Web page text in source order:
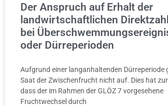
Der Anspruch auf Erhalt der
landwirtschaftlichen
bei
oder Dürreperioden
Aufgrund einer langanhaltenden Dürreperiode
Saat der Zwischenfrucht nicht auf. Dies hat zur
dass der im Rahmen der GLÖZ 7 vorgesehene
Fruchtwechsel durch